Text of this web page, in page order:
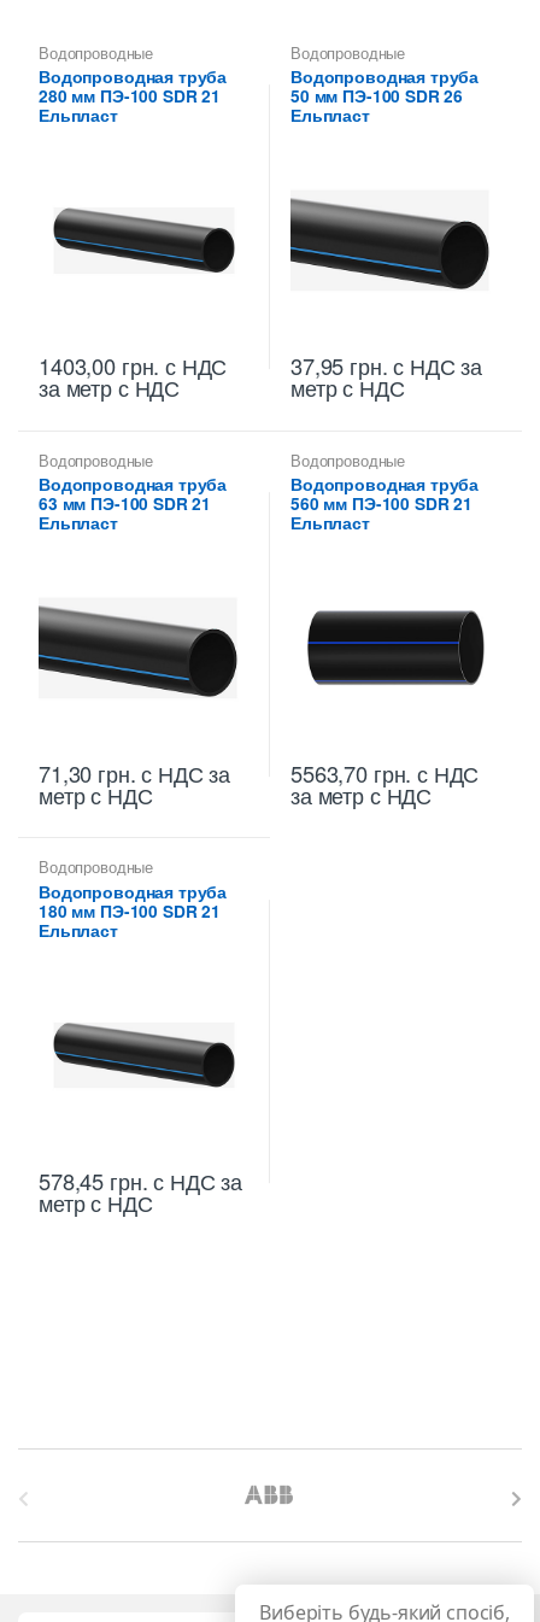
Водопроводные
полиэтиленовые трубы ,
Труба водопроводная ПНД
280 мм
Водопроводная труба
280 мм ПЭ-100 SDR 21
Ельпласт
1403,00 грн. с НДС
за метр с НДС
Водопроводные
полиэтиленовые трубы ,
Труба водопроводная ПНД
50 мм
Водопроводная труба
50 мм ПЭ-100 SDR 26
Ельпласт
37,95 грн.с НДС за
метр с НДС
Водопроводные
полиэтиленовые трубы ,
Труба водопроводная ПНД
63 мм
Водопроводная труба
63 мм ПЭ-100 SDR 21
Ельпласт
71,30 грн.с НДС за
метр с НДС
Водопроводные
полиэтиленовые трубы ,
Труба водопроводная ПНД
560 мм
Водопроводная труба
560 мм ПЭ-100 SDR 21
Ельпласт
5563,70 грн. с НДС
за метр с НДС
Водопроводные
полиэтиленовые трубы ,
Труба водопроводная ПНД
180 мм
Водопроводная труба
180 мм ПЭ-100 SDR 21
Ельпласт
578,45 грн.с НДС за
метр с НДС
Виберіть будь-який спосіб,